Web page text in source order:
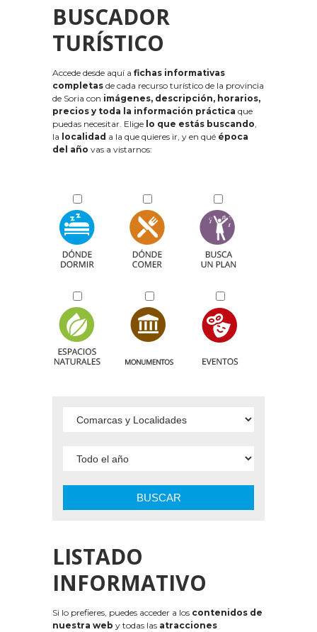
BUSCADOR
TURÍSTICO
Accede desde aquí a fichas informativas
completas de cada recurso turístico de la provincia
de Soria con imágenes, descripción, horarios,
precios y toda la información práctica que
puedas necesitar. Elige lo que estás buscando,
la localidad a la que quieres ir, y en qué época
del año vas a vistarnos:
BUSCAR
LISTADO
INFORMATIVO
Si lo prefieres, puedes acceder a los contenidos de
nuestra web y todas las atracciones